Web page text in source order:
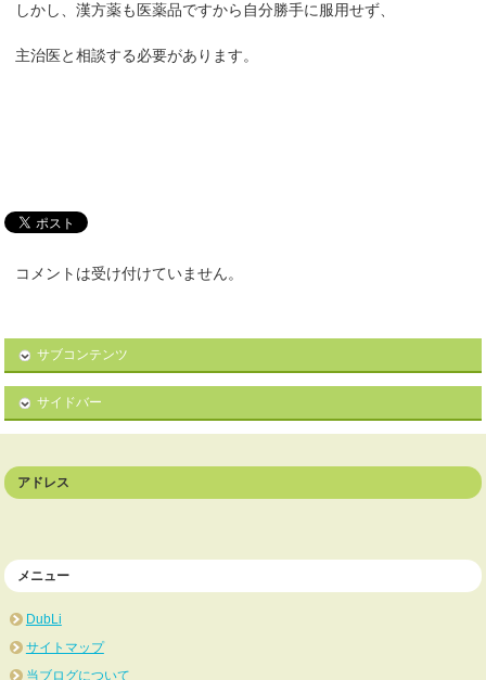
しかし、漢方薬も医薬品ですから自分勝手に服用せず、
主治医と相談する必要があります。
コメントは受け付けていません。
サブコンテンツ
サイドバー
アドレス
メニュー
DubLi
サイトマップ
当ブログについて